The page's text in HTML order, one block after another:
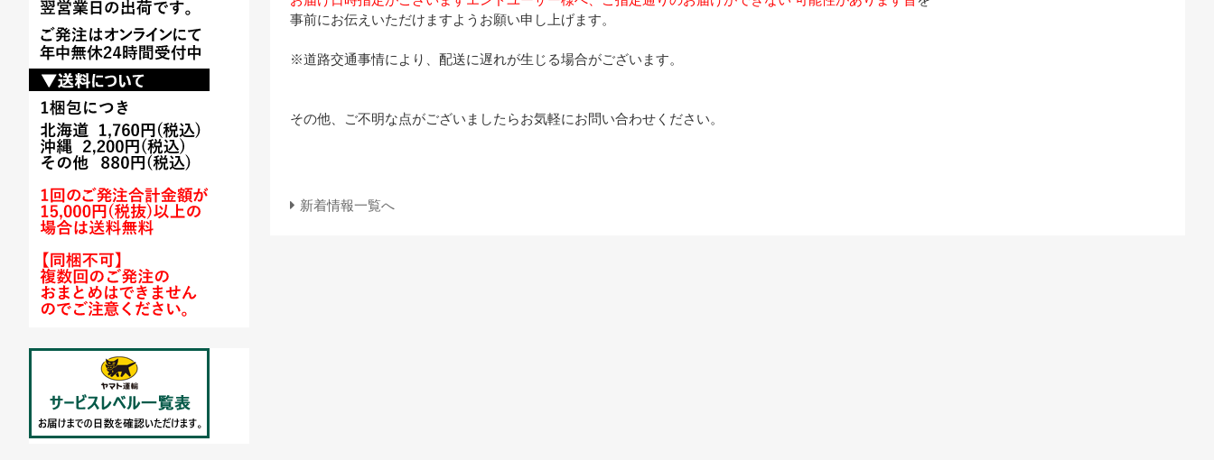
事前にお伝えいただけますようお願い申し上げます。
※道路交通事情により、配送に遅れが生じる場合がございます。
その他、ご不明な点がございましたらお気軽にお問い合わせください。
新着情報一覧へ